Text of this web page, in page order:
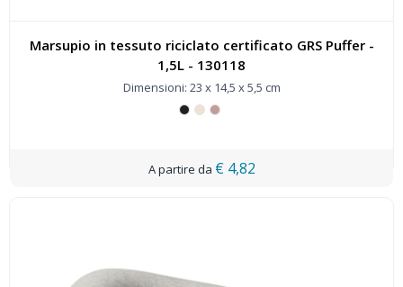
Marsupio in tessuto riciclato certificato GRS Puffer -
1,5L - 130118
Dimensioni: 23 x 14,5 x 5,5 cm
€ 4,82